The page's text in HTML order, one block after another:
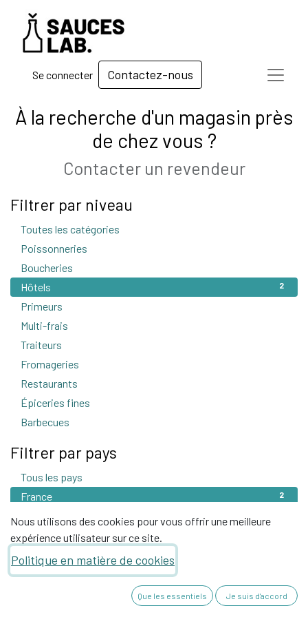
Se connecter Contactez-nous
À la recherche d'un magasin près
de chez vous ?
Contacter un revendeur
Filtrer par niveau
Toutes les catégories
Poissonneries
Boucheries
2
Hôtels
Primeurs
Multi-frais
Traiteurs
Fromageries
Restaurants
Épiceries fines
Barbecues
Filtrer par pays
Tous les pays
2
France
Hôtels
Nous utilisons des cookies pour vous offrir une meilleure
expérience utilisateur sur ce site.
Politique en matière de cookies
Que les essentiels Je suis d'accord